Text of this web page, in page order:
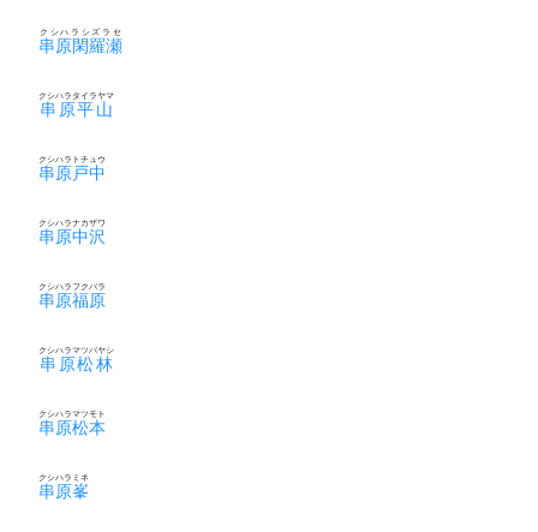
串原閑羅瀬
クシハラシズラセ
串原平山
クシハラタイラヤマ
串原戸中
クシハラトチュウ
串原中沢
クシハラナカザワ
串原福原
クシハラフクバラ
串原松林
クシハラマツバヤシ
串原松本
クシハラマツモト
串原峯
クシハラミネ